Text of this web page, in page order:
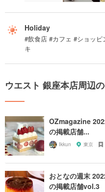
Holiday
#飲食店 #カフェ #ショッ
キ
ウエスト 銀座本店周辺
OZmagazine
の掲載店舗...
Ikkun 東京
おとなの週末
の掲載店舗vol.3